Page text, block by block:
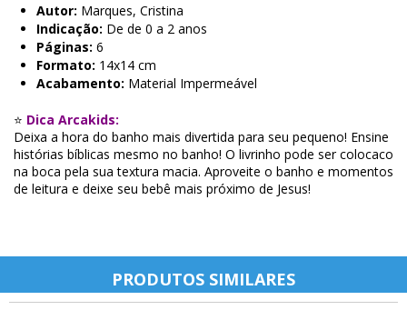
Autor: Marques, Cristina
Indicação: De de 0 a 2 anos
Páginas: 6
Formato: 14x14 cm
Acabamento: Material Impermeável
⭐ Dica Arcakids:
Deixa a hora do banho mais divertida para seu pequeno! Ensine
histórias bíblicas mesmo no banho! O livrinho pode ser colocaco
na boca pela sua textura macia. Aproveite o banho e momentos
de leitura e deixe seu bebê mais próximo de Jesus!
PRODUTOS SIMILARES